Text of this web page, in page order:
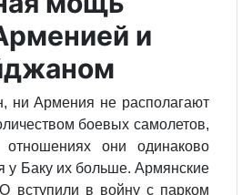
и
ни Армения не располагают
бое­вых самолетов,
они одинаково
у Баку их больше. Армянские
в войну с парком